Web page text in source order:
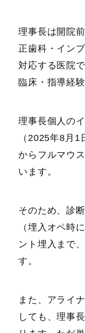
理事長は開院
正歯科・イン
対応する医院
臨床・指導経
理事長個人の
（2025年8月
からフルマウ
います。
そのため、診
（埋入オペ時
ント埋入まで
す。
また、アライ
しても、理事